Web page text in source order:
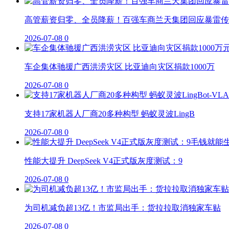
高管薪资归零、全员降薪！百强车商兰天集团回应暴雷
2026-07-08 0
车企集体驰援广西洪涝灾区 比亚迪向灾区捐款1000万
2026-07-08 0
支持17家机器人厂商20多种构型 蚂蚁灵波LingB
2026-07-08 0
性能大提升 DeepSeek V4正式版灰度测试：9
2026-07-08 0
为司机减负超13亿！市监局出手：货拉拉取消独家车贴
2026-07-08 0